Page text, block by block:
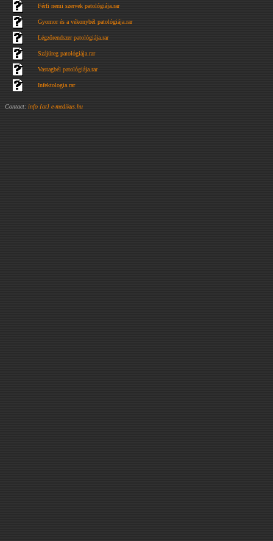
Férfi nemi szervek patológiája.rar
Gyomor és a vékonybél patológiája.rar
Légzőrendszer patológiája.rar
Szájüreg patológiája.rar
Vastagbél patológiája.rar
Infektologia.rar
Contact: info [at] e-medikus.hu